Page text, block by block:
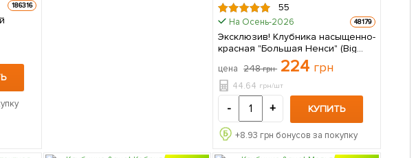
186316 55
На Осень-2026 48179
Эксклюзив! Клубника насыщенно-
красная "Большая Ненси" (Big
Nancy) (премиальный
ремонтантный сорт, гигантские
ягоды) 5 шт в упаковке
цена 248грн 224 грн
44.64 грн/шт
- + КУПИТЬ
+8.93 грн бонусов за покупку